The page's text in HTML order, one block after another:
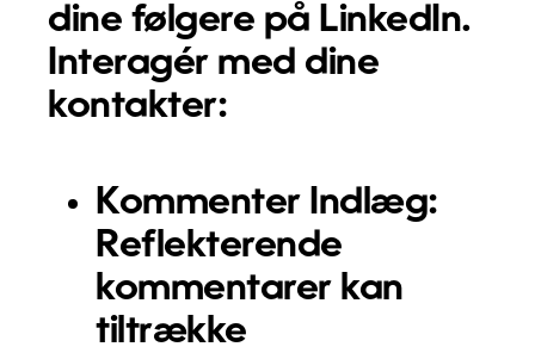
dine følgere på LinkedIn.
Interagér med dine
kontakter:
Kommenter Indlæg:
Reflekterende
kommentarer kan
tiltrække